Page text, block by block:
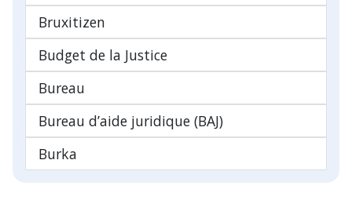
Bruxitizen
Budget de la Justice
Bureau
Bureau d’aide juridique (BAJ)
Burka